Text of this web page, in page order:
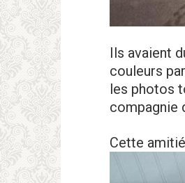
Ils avaient
couleurs
les photos
compagnie
Cette